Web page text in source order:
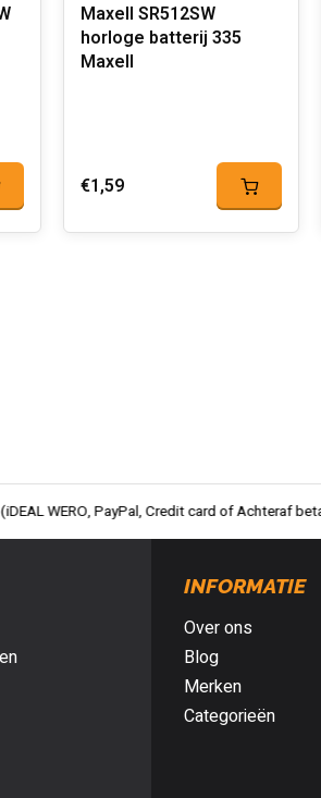
Maxell SR512SW
horloge batterij 335
Maxell
€1,59
WERO, PayPal, Credit card of Achteraf betalen)
INFORMATIE
Over ons
Blog
Merken
Categorieën